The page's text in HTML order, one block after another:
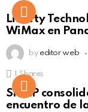
Liberty
WiMax en
by editor web
Shares
SISAP
encuentro de